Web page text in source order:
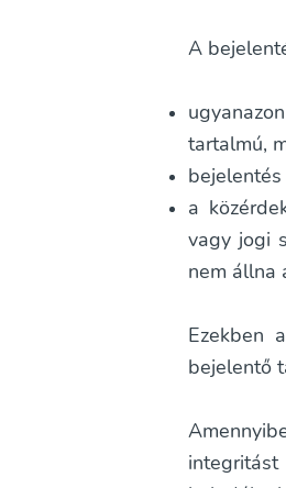
A
tartalmú,
a
vagy jogi
nem állna
Ezekben
bejelentő